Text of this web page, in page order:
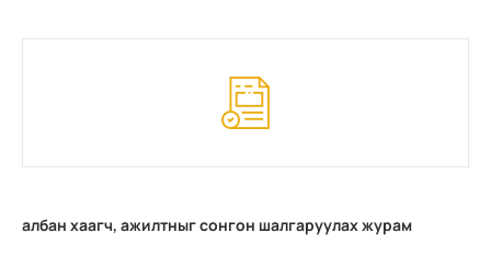
албан хаагч, ажилтныг сонгон шалгаруулах журам